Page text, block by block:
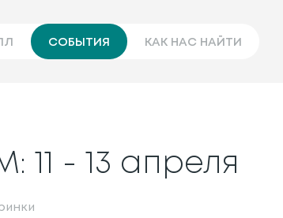
СОБЫТИЯ КАК НАС НАЙТИ
11 - 13 апреля